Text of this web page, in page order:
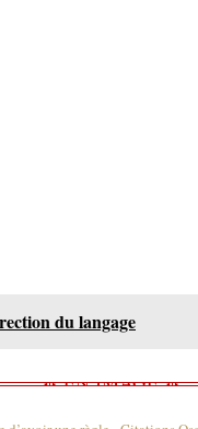
du langage